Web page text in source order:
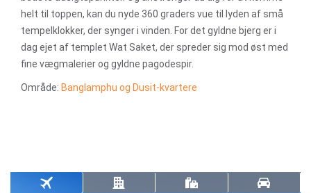
helt til toppen, kan du nyde 360 graders vue til lyden af små
tempelklokker, der synger i vinden. For det gyldne bjerg er i
dag ejet af templet Wat Saket, der spreder sig mod øst med
fine vægmalerier og gyldne pagodespir.
Område: Banglamphu og Dusit-kvartere